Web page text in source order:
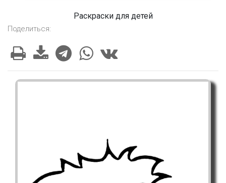
Раскраски для детей
Поделиться: